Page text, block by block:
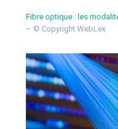
Fibre optique : les
– © Copyright WebLex